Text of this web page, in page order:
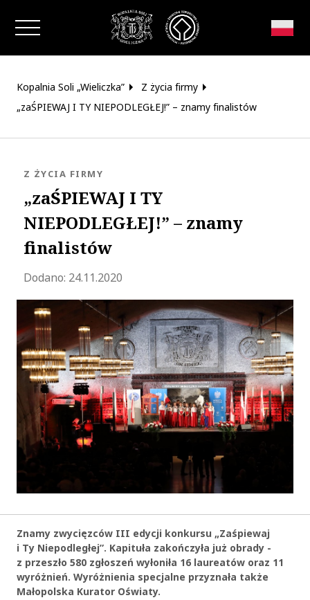
Zamknij okno
Kopalnia Soli „Wieliczka”
Z życia firmy
„zaŚPIEWAJ I TY NIEPODLEGŁEJ!” – znamy finalistów
„zaŚPIEWAJ I TY
NIEPODLEGŁEJ!” – znamy
finalistów
KATEGORIA:
Z ŻYCIA FIRMY
Dodano: 24.11.2020Zaktualizowano 2023-10-24 08:14:02
Znamy zwycięzców III edycji konkursu „Zaśpiewaj
i Ty Niepodległej”. Kapituła zakończyła już obrady -
z przeszło 580 zgłoszeń wyłoniła 16 laureatów oraz 11
wyróżnień. Wyróżnienia specjalne przyznała także
Małopolska Kurator Oświaty.